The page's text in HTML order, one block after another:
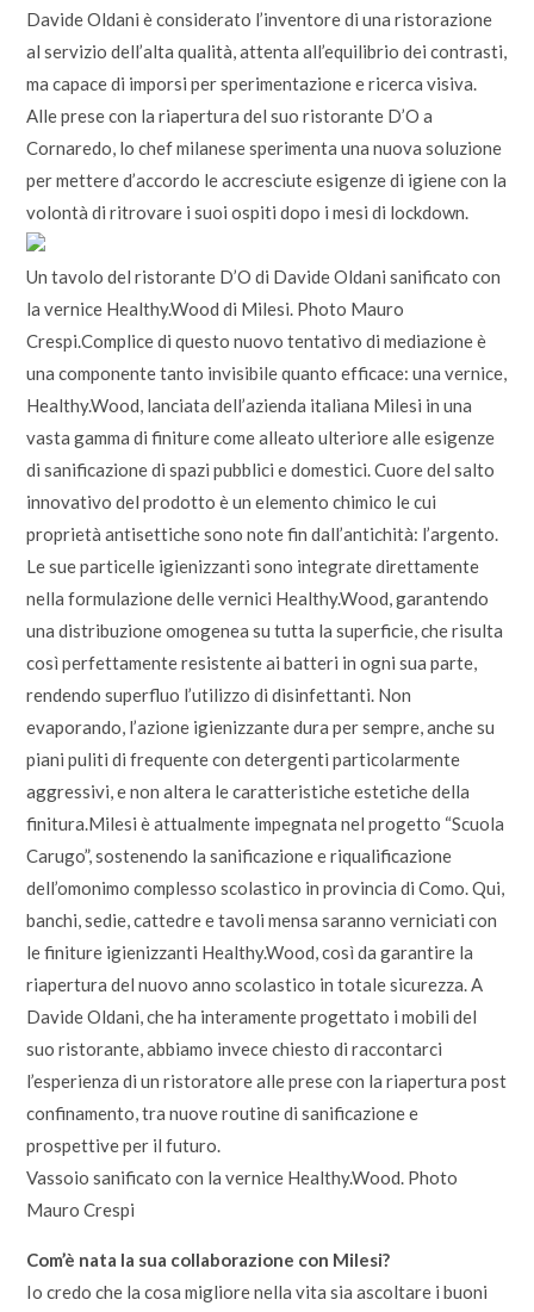
Davide Oldani è considerato l’inventore di una ristorazione
al servizio dell’alta qualità, attenta all’equilibrio dei contrasti,
ma capace di imporsi per sperimentazione e ricerca visiva.
Alle prese con la riapertura del suo ristorante D’O a
Cornaredo, lo chef milanese sperimenta una nuova soluzione
per mettere d’accordo le accresciute esigenze di igiene con la
volontà di ritrovare i suoi ospiti dopo i mesi di lockdown.
Un tavolo del ristorante D’O di Davide Oldani sanificato con
la vernice Healthy.Wood di Milesi. Photo Mauro
Crespi.Complice di questo nuovo tentativo di mediazione è
una componente tanto invisibile quanto efficace: una vernice,
Healthy.Wood, lanciata dell’azienda italiana Milesi in una
vasta gamma di finiture come alleato ulteriore alle esigenze
di sanificazione di spazi pubblici e domestici. Cuore del salto
innovativo del prodotto è un elemento chimico le cui
proprietà antisettiche sono note fin dall’antichità: l’argento.
Le sue particelle igienizzanti sono integrate direttamente
nella formulazione delle vernici Healthy.Wood, garantendo
una distribuzione omogenea su tutta la superficie, che risulta
così perfettamente resistente ai batteri in ogni sua parte,
rendendo superfluo l’utilizzo di disinfettanti. Non
evaporando, l’azione igienizzante dura per sempre, anche su
piani puliti di frequente con detergenti particolarmente
aggressivi, e non altera le caratteristiche estetiche della
finitura.Milesi è attualmente impegnata nel progetto “Scuola
Carugo”, sostenendo la sanificazione e riqualificazione
dell’omonimo complesso scolastico in provincia di Como. Qui,
banchi, sedie, cattedre e tavoli mensa saranno verniciati con
le finiture igienizzanti Healthy.Wood, così da garantire la
riapertura del nuovo anno scolastico in totale sicurezza. A
Davide Oldani, che ha interamente progettato i mobili del
suo ristorante, abbiamo invece chiesto di raccontarci
l’esperienza di un ristoratore alle prese con la riapertura post
confinamento, tra nuove routine di sanificazione e
prospettive per il futuro.
Vassoio sanificato con la vernice Healthy.Wood. Photo
Mauro Crespi
Com’è nata la sua collaborazione con Milesi?
Io credo che la cosa migliore nella vita sia ascoltare i buoni